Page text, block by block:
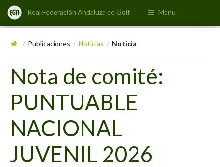
Real Federación Andaluza de Golf Menu
/ Publicaciones / Noticias / Noticia
Nota de comité:
PUNTUABLE
NACIONAL
JUVENIL 2026